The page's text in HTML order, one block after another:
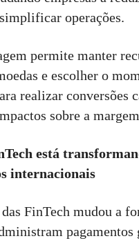
operações.
permite manter
e escolher o
realizar conversões
sobre a
está
internacionais
FinTech mudou a
pagamentos